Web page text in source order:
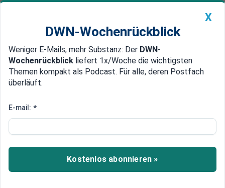
Newsticker MEIN DWN: Geldanlage Premium
Edelmetalle DWN-Magazin China
Firmenwert vervierfacht
Erfolg für Samwer-Brüder:
HelloFresh sammelt 75
Millionen Euro ein
Der Lebensmittel-Versand HelloFresh aus der
X
DWN-Wochenrückblick
Weniger E-Mails, mehr Substanz: Der DWN-
Wochenrückblick liefert 1x/Woche die wichtigsten
Themen kompakt als Podcast. Für alle, deren Postfach
überläuft.
E-mail: *
Kostenlos abonnieren »